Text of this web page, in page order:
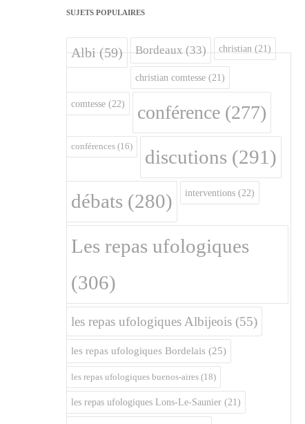
SUJETS POPULAIRES
Albi(59) Bordeaux(33) christian (21)
christian comtesse (21)
comtesse (22) conférence (277)
conférences (16) discutions (291)
débats (280) interventions (22)
Les repas ufologiques
(306)
les repas ufologiques Albijeois (55)
les repas ufologiques Bordelais (25)
les repas ufologiques buenos-aires (18)
les repas ufologiques Lons-Le-Saunier (21)